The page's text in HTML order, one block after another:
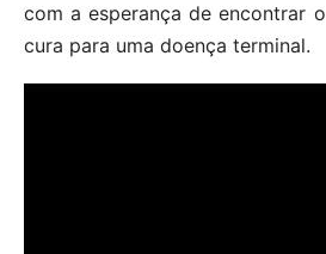
com a esperança de encontrar
cura para uma doença terminal.